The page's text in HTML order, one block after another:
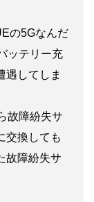
の5Gなんだ
ッテリー充
遇してしま
故障紛失サ
交換しても
故障紛失サ